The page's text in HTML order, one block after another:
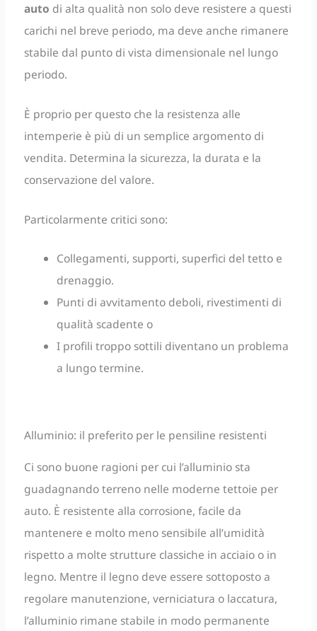
auto di alta qualità non solo deve resistere a questi
carichi nel breve periodo, ma deve anche rimanere
stabile dal punto di vista dimensionale nel lungo
periodo.
È proprio per questo che la resistenza alle
intemperie è più di un semplice argomento di
vendita. Determina la sicurezza, la durata e la
conservazione del valore.
Particolarmente critici sono:
Collegamenti, supporti, superfici del tetto e
drenaggio.
Punti di avvitamento deboli, rivestimenti di
qualità scadente o
I profili troppo sottili diventano un problema
a lungo termine.
Alluminio: il preferito per le pensiline resistenti
Ci sono buone ragioni per cui l’alluminio sta
guadagnando terreno nelle moderne tettoie per
auto. È resistente alla corrosione, facile da
mantenere e molto meno sensibile all’umidità
rispetto a molte strutture classiche in acciaio o in
legno. Mentre il legno deve essere sottoposto a
regolare manutenzione, verniciatura o laccatura,
l’alluminio rimane stabile in modo permanente